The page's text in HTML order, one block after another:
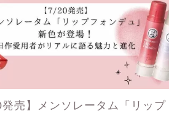
発売】メンソレータム「リップ